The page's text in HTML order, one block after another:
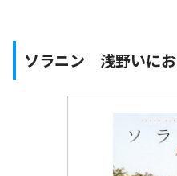
ソラニン 浅野いにお